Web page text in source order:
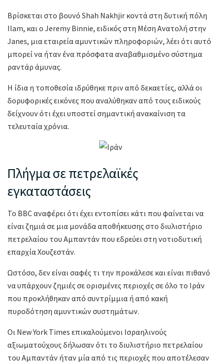
Βρίσκεται στο βουνό Shah Nakhjir κοντά στη δυτική πόλη
Ilam, και ο Jeremy Binnie, ειδικός στη Μέση Ανατολή στην
Janes, μια εταιρεία αμυντικών πληροφοριών, λέει ότι αυτό
μπορεί να ήταν ένα πρόσφατα αναβαθμισμένο σύστημα
ραντάρ άμυνας.
Η ίδια η τοποθεσία ιδρύθηκε πριν από δεκαετίες, αλλά οι
δορυφορικές εικόνες που αναλύθηκαν από τους ειδικούς
δείχνουν ότι έχει υποστεί σημαντική ανακαίνιση τα
τελευταία χρόνια.
Πλήγμα σε πετρελαϊκές
εγκαταστάσεις
Το BBC αναφέρει ότι έχει εντοπίσει κάτι που φαίνεται να
είναι ζημιά σε μια μονάδα αποθήκευσης στο διυλιστήριο
πετρελαίου του Αμπαντάν που εδρεύει στη νοτιοδυτική
επαρχία Χουζεστάν.
Ωστόσο, δεν είναι σαφές τι την προκάλεσε και είναι πιθανό
να υπάρχουν ζημιές σε ορισμένες περιοχές σε όλο το Ιράν
που προκλήθηκαν από συντρίμμια ή από κακή
πυροδότηση αμυντικών συστημάτων.
Οι New York Times επικαλούμενοι Ισραηλινούς
αξιωματούχους δήλωσαν ότι το διυλιστήριο πετρελαίου
του Αμπαντάν ήταν μία από τις περιοχές που αποτέλεσαν